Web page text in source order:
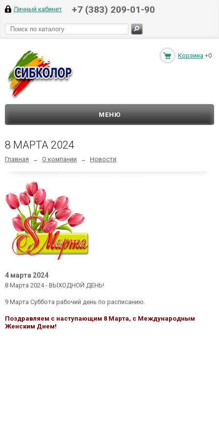
Личный кабинет +7 (383) 209-01-90
Корзина +0
МЕНЮ
8 МАРТА 2024
Главная → О компании → Новости
4 марта 2024
8 Марта 2024 - ВЫХОДНОЙ ДЕНЬ!
9 Марта Суббота рабочий день по расписанию.
Поздравляем с наступающим 8 Марта, с Международным
Женским Днем!